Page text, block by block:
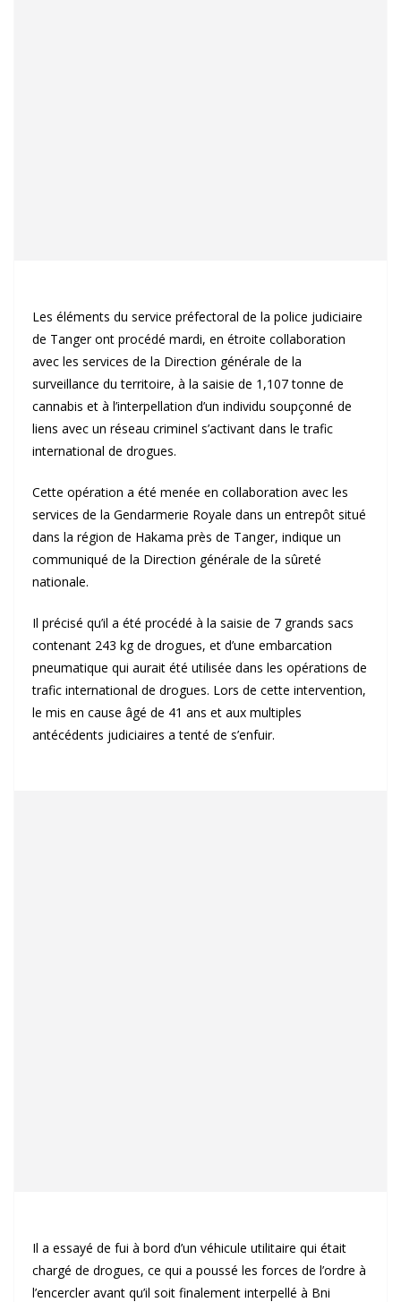
Les éléments du service préfectoral de la police judiciaire
de Tanger ont procédé mardi, en étroite collaboration
avec les services de la Direction générale de la
surveillance du territoire, à la saisie de 1,107 tonne de
cannabis et à l’interpellation d’un individu soupçonné de
liens avec un réseau criminel s’activant dans le trafic
international de drogues.
Cette opération a été menée en collaboration avec les
services de la Gendarmerie Royale dans un entrepôt situé
dans la région de Hakama près de Tanger, indique un
communiqué de la Direction générale de la sûreté
nationale.
Il précisé qu’il a été procédé à la saisie de 7 grands sacs
contenant 243 kg de drogues, et d’une embarcation
pneumatique qui aurait été utilisée dans les opérations de
trafic international de drogues. Lors de cette intervention,
le mis en cause âgé de 41 ans et aux multiples
antécédents judiciaires a tenté de s’enfuir.
Il a essayé de fui à bord d’un véhicule utilitaire qui était
chargé de drogues, ce qui a poussé les forces de l’ordre à
l’encercler avant qu’il soit finalement interpellé à Bni